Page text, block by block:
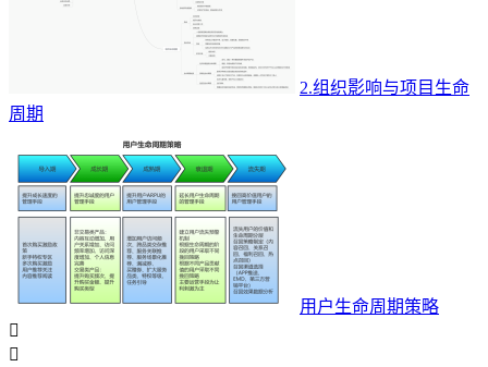
2.组织影响与项目生命
周期
用户生命周期策略

